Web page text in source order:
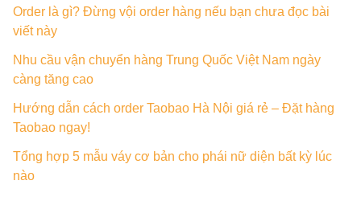
Order là gì? Đừng vội order hàng nếu bạn chưa đọc bài
viết này
Nhu cầu vận chuyển hàng Trung Quốc Việt Nam ngày
càng tăng cao
Hướng dẫn cách order Taobao Hà Nội giá rẻ – Đặt hàng
Taobao ngay!
Tổng hợp 5 mẫu váy cơ bản cho phái nữ diện bất kỳ lúc
nào